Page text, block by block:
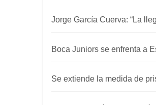
Jorge García Cuerva: “La
Boca Juniors se enfrenta a
Se extiende la medida de